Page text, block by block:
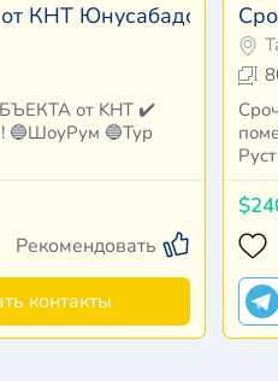
КНТ Юнусабадский Ц-
от KНT ✔️
Рекомендовать
контакты